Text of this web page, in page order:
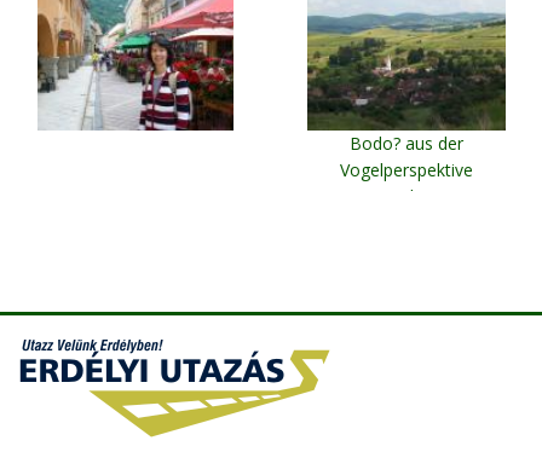
Bodo? aus der
Vogelperspektive
Bodo?